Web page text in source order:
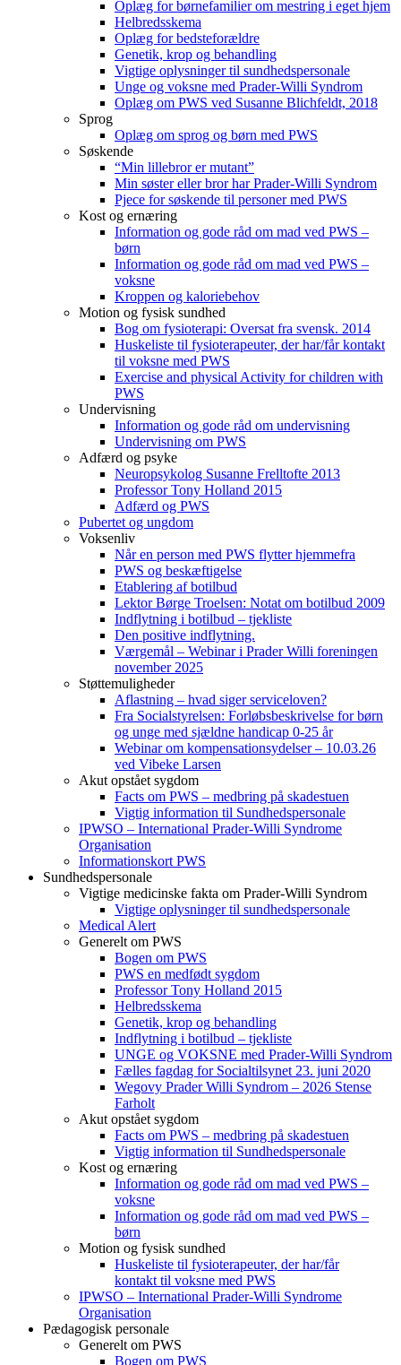
Oplæg for børnefamilier om mestring i eget hjem
Helbredsskema
Oplæg for bedsteforældre
Genetik, krop og behandling
Vigtige oplysninger til sundhedspersonale
Unge og voksne med Prader-Willi Syndrom
Oplæg om PWS ved Susanne Blichfeldt, 2018
Sprog
Oplæg om sprog og børn med PWS
Søskende
“Min lillebror er mutant”
Min søster eller bror har Prader-Willi Syndrom
Pjece for søskende til personer med PWS
Kost og ernæring
Information og gode råd om mad ved PWS –
børn
Information og gode råd om mad ved PWS –
voksne
Kroppen og kaloriebehov
Motion og fysisk sundhed
Bog om fysioterapi: Oversat fra svensk. 2014
Huskeliste til fysioterapeuter, der har/får kontakt
til voksne med PWS
Exercise and physical Activity for children with
PWS
Undervisning
Information og gode råd om undervisning
Undervisning om PWS
Adfærd og psyke
Neuropsykolog Susanne Frelltofte 2013
Professor Tony Holland 2015
Adfærd og PWS
Pubertet og ungdom
Voksenliv
Når en person med PWS flytter hjemmefra
PWS og beskæftigelse
Etablering af botilbud
Lektor Børge Troelsen: Notat om botilbud 2009
Indflytning i botilbud – tjekliste
Den positive indflytning.
Værgemål – Webinar i Prader Willi foreningen
november 2025
Støttemuligheder
Aflastning – hvad siger serviceloven?
Fra Socialstyrelsen: Forløbsbeskrivelse for børn
og unge med sjældne handicap 0-25 år
Webinar om kompensationsydelser – 10.03.26
ved Vibeke Larsen
Akut opstået sygdom
Facts om PWS – medbring på skadestuen
Vigtig information til Sundhedspersonale
IPWSO – International Prader-Willi Syndrome
Organisation
Informationskort PWS
Sundhedspersonale
Vigtige medicinske fakta om Prader-Willi Syndrom
Vigtige oplysninger til sundhedspersonale
Medical Alert
Generelt om PWS
Bogen om PWS
PWS en medfødt sygdom
Professor Tony Holland 2015
Helbredsskema
Genetik, krop og behandling
Indflytning i botilbud – tjekliste
UNGE og VOKSNE med Prader-Willi Syndrom
Fælles fagdag for Socialtilsynet 23. juni 2020
Wegovy Prader Willi Syndrom – 2026 Stense
Farholt
Akut opstået sygdom
Facts om PWS – medbring på skadestuen
Vigtig information til Sundhedspersonale
Kost og ernæring
Information og gode råd om mad ved PWS –
voksne
Information og gode råd om mad ved PWS –
børn
Motion og fysisk sundhed
Huskeliste til fysioterapeuter, der har/får
kontakt til voksne med PWS
IPWSO – International Prader-Willi Syndrome
Organisation
Pædagogisk personale
Generelt om PWS
Bogen om PWS